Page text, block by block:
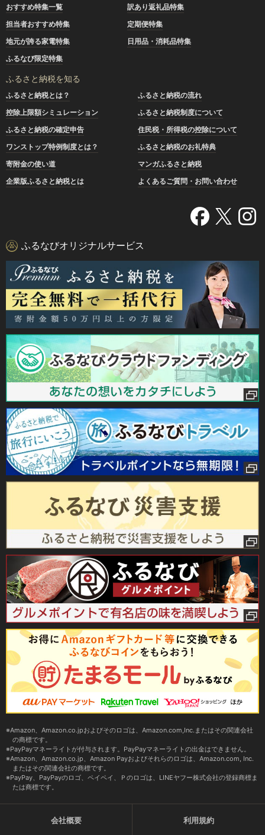
おすすめ特集一覧
訳あり返礼品特集
担当者おすすめ特集
定期便特集
地元が誇る家電特集
日用品・消耗品特集
ふるなび限定特集
ふるさと納税を知る
ふるさと納税とは？
ふるさと納税の流れ
控除上限額シミュレーション
ふるさと納税制度について
ふるさと納税の確定申告
住民税・所得税の控除について
ワンストップ特例制度とは？
ふるさと納税のお礼特典
寄附金の使い道
マンガふるさと納税
企業版ふるさと納税とは
よくあるご質問・お問い合わせ
ふるなびオリジナルサービス
Amazon、Amazon.co.jpおよびそのロゴは、Amazon.com,Inc.またはその関連会社
の商標です。
PayPayマネーライトが付与されます。PayPayマネーライトの出金はできません。
Amazon、Amazon.co.jp、Amazon Payおよびそれらのロゴは、Amazon.com, Inc.
またはその関連会社の商標です。
PayPay、PayPayのロゴ、ペイペイ、Ｐのロゴは、LINEヤフー株式会社の登録商標ま
たは商標です。
会社概要 利用規約